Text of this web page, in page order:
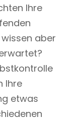
Ihre
aber
Ihre
etwas